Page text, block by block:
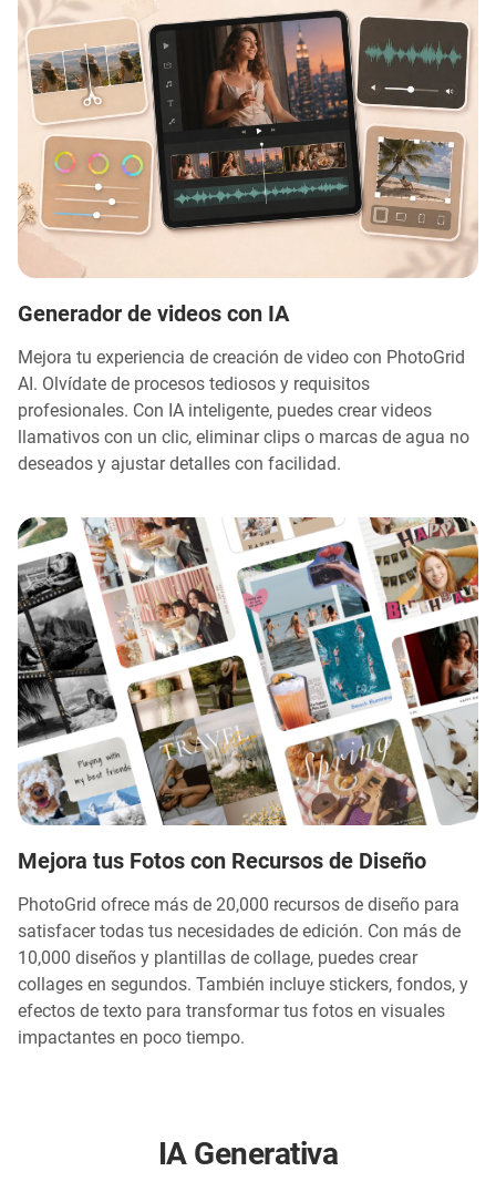
Generador de videos con IA
Mejora tu experiencia de creación de video con PhotoGrid
AI. Olvídate de procesos tediosos y requisitos
profesionales. Con IA inteligente, puedes crear videos
llamativos con un clic, eliminar clips o marcas de agua no
deseados y ajustar detalles con facilidad.
Mejora tus Fotos con Recursos de Diseño
PhotoGrid ofrece más de 20,000 recursos de diseño para
satisfacer todas tus necesidades de edición. Con más de
10,000 diseños y plantillas de collage, puedes crear
collages en segundos. También incluye stickers, fondos, y
efectos de texto para transformar tus fotos en visuales
impactantes en poco tiempo.
IA Generativa